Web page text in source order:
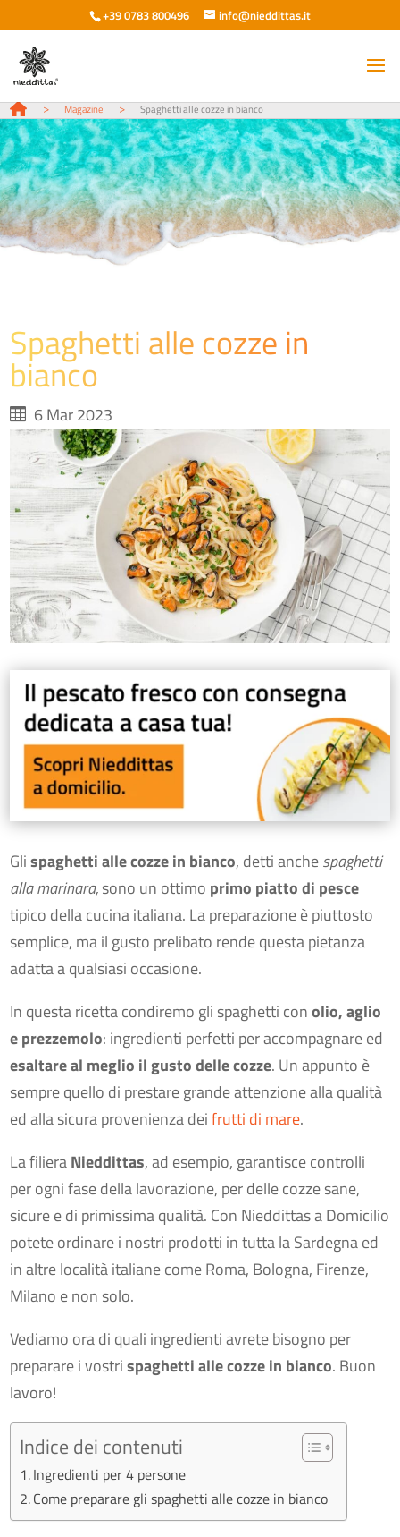
+39 0783 800496 info@nieddittas.it
> Magazine > Spaghetti alle cozze in bianco
Spaghetti alle cozze in
bianco
6 Mar 2023
Glispaghetti alle cozze in bianco, detti anchespaghetti
alla marinara,sono un ottimo primo piatto di pesce
tipico della cucina italiana. La preparazione è piuttosto
semplice, ma il gusto prelibato rende questa pietanza
adatta a qualsiasi occasione.
In questa ricetta condiremo gli spaghetti conolio, aglio
e prezzemolo: ingredienti perfetti per accompagnare ed
esaltare al meglio il gusto delle cozze. Un appunto è
sempre quello di prestare grande attenzione alla qualità
ed alla sicura provenienza deifrutti di mare.
La filieraNieddittas, ad esempio, garantisce controlli
per ogni fase della lavorazione, per delle cozze sane,
sicure e di primissima qualità. Con Nieddittas a Domicilio
potete ordinare i nostri prodotti in tutta la Sardegna ed
in altre località italiane come Roma, Bologna, Firenze,
Milano e non solo.
Vediamo ora di quali ingredienti avrete bisogno per
preparare i vostrispaghetti alle cozze in bianco. Buon
lavoro!
Indice dei contenuti
Ingredienti per 4 persone
Come preparare gli spaghetti alle cozze in bianco